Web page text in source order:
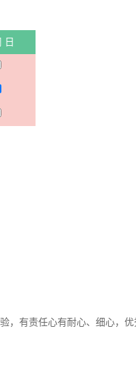
日
，有责任心有耐心、细心，优